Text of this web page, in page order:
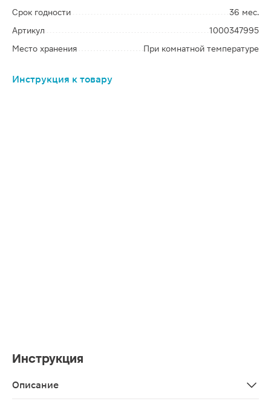
Срок годности
36 мес.
Артикул
1000347995
Место хранения
При комнатной температуре
Инструкция к товару
Инструкция
Описание